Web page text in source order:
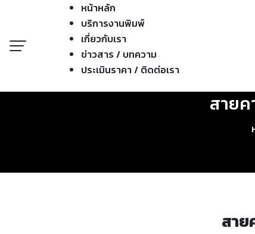
หน้าหลัก
บริการงานพิมพ์
เกี่ยวกับเรา
ข่าวสาร / บทความ
ประเมินราคา / ติดต่อเรา
สายค
สาย